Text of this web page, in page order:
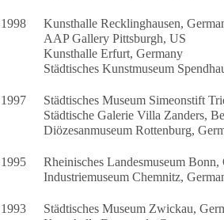
1998
Kunsthalle Recklinghausen,
AAP Gallery Pittsburgh, US
Kunsthalle Erfurt, Germany
Städtisches Kunstmuseum
1997
Städtisches Museum Simeonstift
Städtische Galerie Villa Zanders,
Diözesanmuseum Rottenburg,
1995
Rheinisches Landesmuseum Bonn,
Industriemuseum Chemnitz,
1993
Städtisches Museum Zwickau,